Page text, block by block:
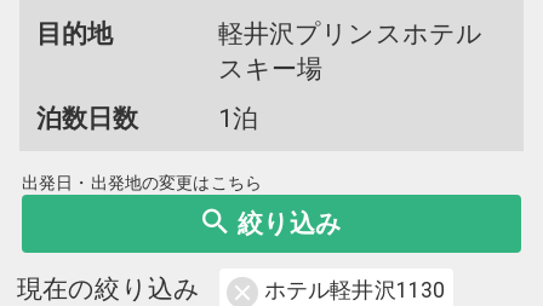
目的地
軽井沢プリンスホテル
スキー場
泊数日数
1泊
出発日・出発地の変更はこちら
絞り込み
現在の絞り込み ホテル軽井沢1130